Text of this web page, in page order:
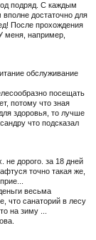
подряд. С каждым
достаточно для
После прохождения
меня, например,
обслуживание
посещать
потому что зная
здоровья, то лучше
что подсказал
не дорого. за 18 дней
точно такая же,
весьма
что санаторий в лесу
на зиму ...